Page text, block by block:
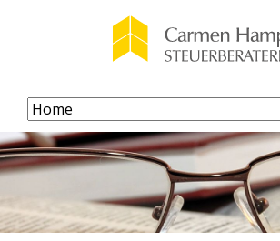
Navigation
überspringen